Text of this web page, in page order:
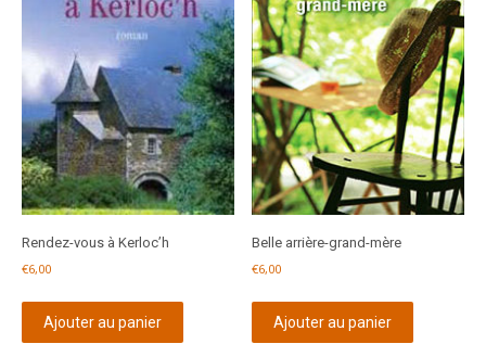
Rendez-vous à Kerloc’h
€6,00
Ajouter au panier
Belle arrière-grand-mère
€6,00
Ajouter au panier